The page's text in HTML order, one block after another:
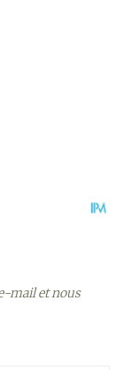
mail et nous